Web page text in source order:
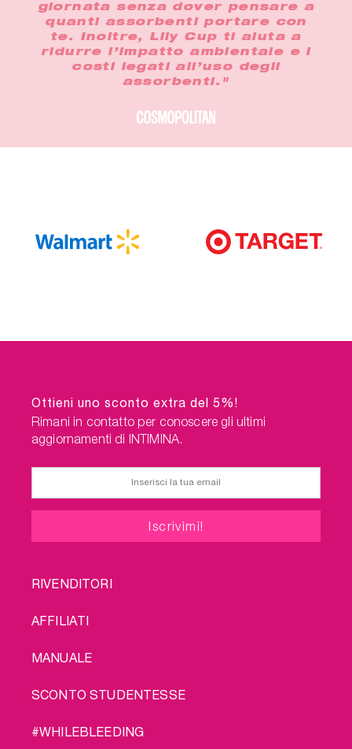
giornata senza dover pensare a
quanti assorbenti portare con
te. Inoltre, Lily Cup ti aiuta a
ridurre l’impatto ambientale e i
costi legati all’uso degli
assorbenti."
Ottieni uno sconto extra del 5%!
Rimani in contatto per conoscere gli ultimi
aggiornamenti di INTIMINA.
FOOTER
RIVENDITORI
AFFILIATI
MANUALE
SCONTO STUDENTESSE
#WHILEBLEEDING